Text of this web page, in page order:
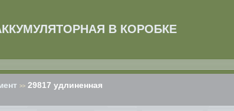
В КОРОБКЕ
>> 29817 удлиненная